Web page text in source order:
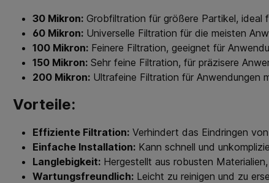
30 Mikron: Grobfiltration für größere Partikel, ideal
60 Mikron: Universelle Filtration für die meisten
100 Mikron: Feinere Filtration, geeignet für
150 Mikron: Sehr feine Filtration, für präzisere
200 Mikron: Ultrafeine Filtration für Anwendungen
Vorteile:
Effiziente Filtration: Verhindert das Eindringen
Einfache Installation: Kann schnell und
Langlebigkeit: Hergestellt aus robusten
Wartungsfreundlich: Leicht zu reinigen und zu